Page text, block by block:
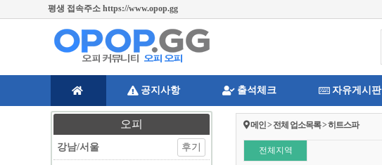
주소변경 및 긴급공지 https://twitter.com/opopgg [오피오피 공식트위터]
공지사항 출석체크 자유게시판
오피
강남/서울 후기
메인 > 전체 업소목록 > 히트스파
전체지역